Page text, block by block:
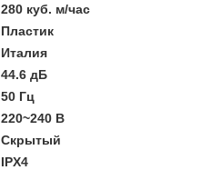
280 куб. м/час
Пластик
Италия
44.6 дБ
50 Гц
220~240 В
Скрытый
IPХ4